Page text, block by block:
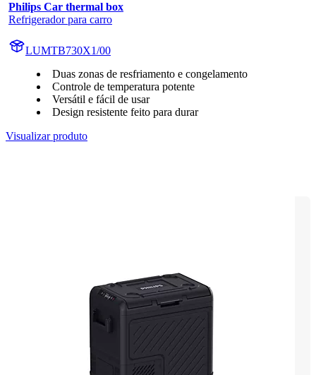
Philips Car thermal box
Refrigerador para carro
LUMTB730X1/00
Duas zonas de resfriamento e congelamento
Controle de temperatura potente
Versátil e fácil de usar
Design resistente feito para durar
Visualizar produto